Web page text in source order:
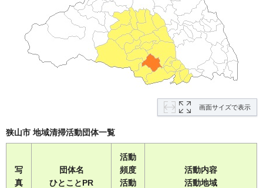
画面サイズで表示
狭山市 地域清掃活動団体一覧
写
真
団体名
ひとことPR
活動
頻度
活動
活動内容
活動地域